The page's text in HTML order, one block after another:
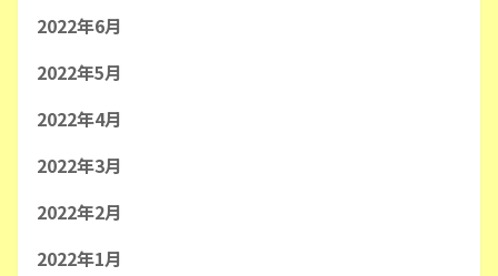
2022年6月
2022年5月
2022年4月
2022年3月
2022年2月
2022年1月